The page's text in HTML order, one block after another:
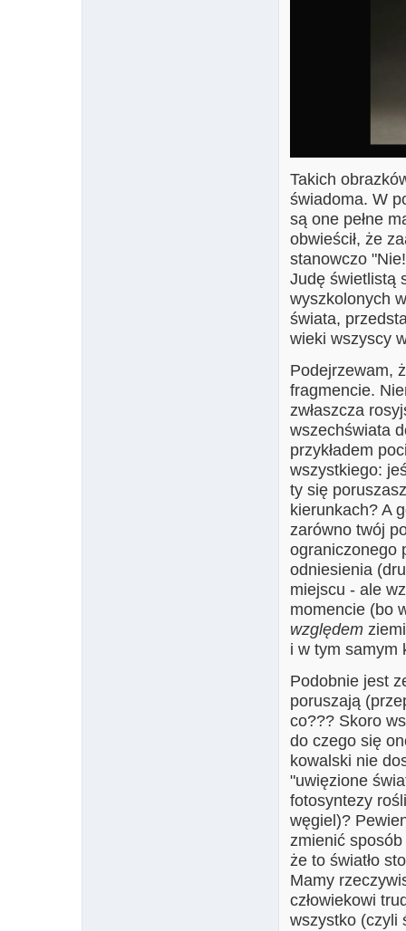
Takich
świadoma. W
są one pełne
obwieścił, że
stanowczo
Judę świetlistą
wyszkolonych
świata,
wieki wszyscy
Podejrzewam,
fragmencie.
zwłaszcza
wszechświata
przykładem
wszystkiego:
ty się
kierunkach? A
zarówno twój
ograniczonego
odniesienia
miejscu - ale
momencie (bo
względem
i w tym samym
Podobnie jest
poruszają
co??? Skoro
do czego się
kowalski nie
"uwięzione
fotosyntezy
węgiel)?
zmienić
że to światło
Mamy
człowiekowi
wszystko (czyli